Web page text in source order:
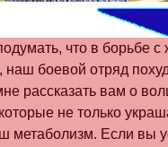
что в борьбе
наш боевой отряд
рассказать вам о
не только
метаболизм. Если вы